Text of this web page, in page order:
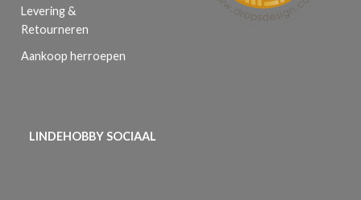
Levering &
Retourneren
Aankoop herroepen
LINDEHOBBY SOCIAAL